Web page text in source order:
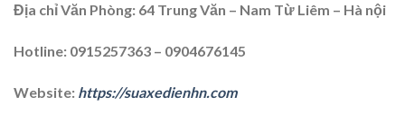
Địa chỉ Văn Phòng: 64 Trung Văn – Nam Từ Liêm – Hà nội
Hotline: 0915257363 – 0904676145
Website: https://suaxedienhn.com